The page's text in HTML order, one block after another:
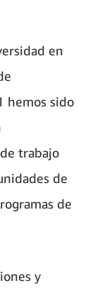
en
hemos sido
trabajo
de
de
y